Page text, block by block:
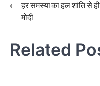
Post
navigation
⟵हर समस्या का हल शांति से
मोदी
Related